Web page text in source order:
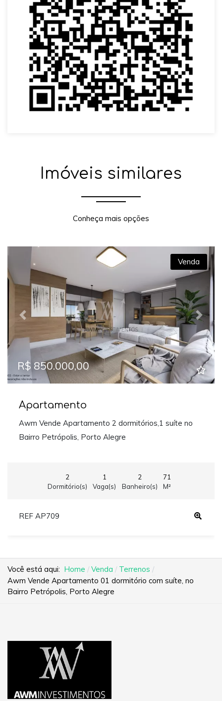
Imóveis similares
Conheça mais opções
Previous Next
Venda
R$ 850.000,00
Apartamento
Awm Vende Apartamento 2 dormitórios,1 suíte no
Bairro Petrópolis, Porto Alegre
2
Dormitório(s)
1
Vaga(s)
2
Banheiro(s)
71
M²
REF AP709
Você está aqui: Home Venda
Terrenos
Awm Vende Apartamento 01 dormitório com suíte, no
Bairro Petrópolis, Porto Alegre